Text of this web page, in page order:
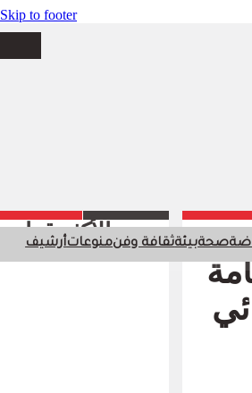
Skip to footer
صحةبيئةثقافة وفنمنوعاتأرشيف
الأكثر قراءة